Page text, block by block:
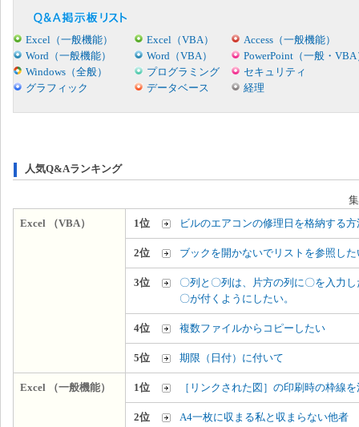
Excel（一般機能） Excel（VBA）
Access（一般機能）
Word（一般機能）
Word（VBA）
PowerPoint（一般・VBA
Windows（全般）
プログラミング
セキュリティ
グラフィック
データベース 経理
人気Q&Aランキング
Excel （VBA）
1位 ビルのエアコンの修理日を格納する方
2位 ブックを開かないでリストを参照した
3位
〇列と〇列は、片方の列に〇を入力
〇が付くようにしたい。
4位 複数ファイルからコピーしたい
5位 期限（日付）に付いて
Excel （一般機能） 1位 ［リンクされた図］の印刷時の枠線
2位 A4一枚に収まる私と収まらない他者